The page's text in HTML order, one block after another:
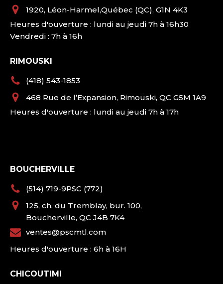
1920, Léon-Harmel,Québec (QC), G1N 4K3
Heures d'ouverture : lundi au jeudi 7h à 16h30
Vendredi : 7h à 16h
RIMOUSKI
(418) 543-1853
468 Rue de l’Expansion, Rimouski, QC G5M 1A9
Heures d'ouverture : lundi au jeudi 7h à 17h
BOUCHERVILLE
(514) 719-9PSC (772)
125, ch. du Tremblay, bur. 100,
Boucherville, QC J4B 7K4
ventes@pscmtl.com
Heures d'ouverture : 6h à 16H
CHICOUTIMI